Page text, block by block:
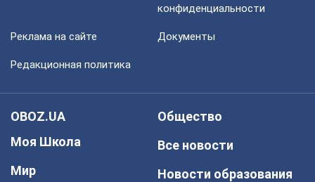
конфиденциальности
Реклама на сайте Документы
Редакционная политика
OBOZ.UA
Моя Школа
Мир
Общество
Все новости
Новости образования